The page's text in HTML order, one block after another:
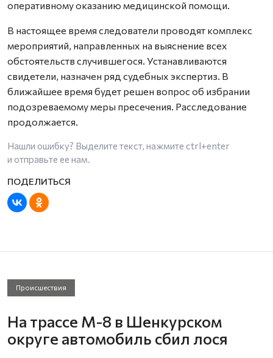
оперативному оказанию медицинской помощи.
В настоящее время следователи проводят комплекс
мероприятий, направленных на выяснение всех
обстоятельств случившегося. Устанавливаются
свидетели, назначен ряд судебных экспертиз. В
ближайшее время будет решен вопрос об избрании
подозреваемому меры пресечения. Расследование
продолжается.
Нашли ошибку? Выделите текст, нажмите ctrl+enter
и отправьте ее нам.
Происшествия
На трассе М-8 в Шенкурском
округе автомобиль сбил лося